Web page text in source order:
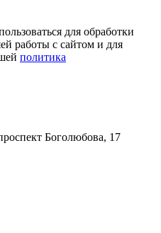
для обработки
работы с сайтом и для
политика
Боголюбова, 17